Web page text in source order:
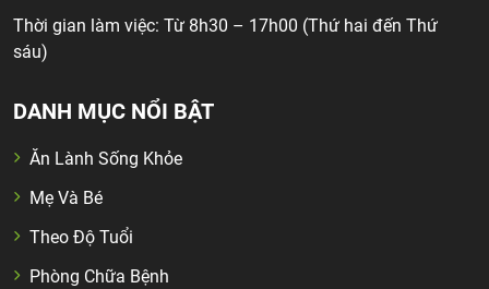
Thời gian làm việc: Từ 8h30 – 17h00 (Thứ hai đến Thứ
sáu)
DANH MỤC NỔI BẬT
Ăn Lành Sống Khỏe
Mẹ Và Bé
Theo Độ Tuổi
Phòng Chữa Bệnh